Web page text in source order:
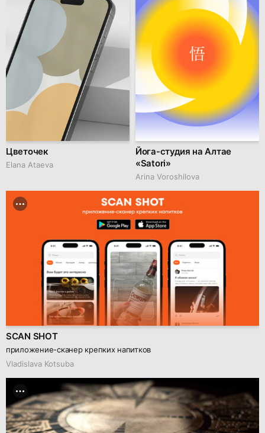
Цветочек
Elana Ataeva
SCAN SHOT
приложение-сканер крепких напитков
Vladislava Kotsuba
Йога-студия на Алтае
«Satori»
Arina Voroshilova